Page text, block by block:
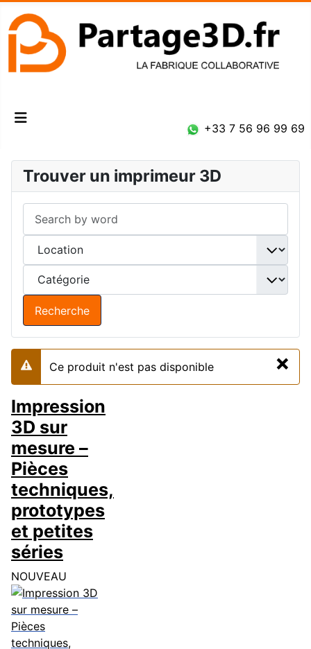
+33 7 56 96 99 69
Trouver un imprimeur 3D
Recherche
×
Alerte
Ce produit n'est pas disponible
Impression
3D sur
mesure –
Pièces
techniques,
prototypes
et petites
séries
NOUVEAU